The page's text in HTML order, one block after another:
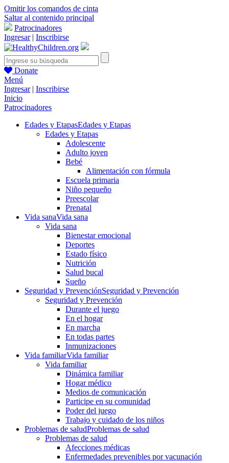
Omitir los comandos de cinta
Saltar al contenido principal
Patrocinadores
Ingresar| Inscribirse
Donate
Menú
Ingresar| Inscribirse
Inicio
Patrocinadores
Edades y EtapasEdades y Etapas
Edades y Etapas
Adolescente
Adulto joven
Bebé
Alimentación con fórmula
Escuela primaria
Niño pequeño
Preescolar
Prenatal
Vida sanaVida sana
Vida sana
Bienestar emocional
Deportes
Estado físico
Nutrición
Salud bucal
Sueño
Seguridad y PrevenciónSeguridad y Prevención
Seguridad y Prevención
Durante el juego
En el hogar
En marcha
En todas partes
Inmunizaciones
Vida familiarVida familiar
Vida familiar
Dinámica familiar
Hogar médico
Medios de comunicación
Participe en su comunidad
Poder del juego
Trabajo y cuidado de los niños
Problemas de saludProblemas de salud
Problemas de salud
Afecciones médicas
Enfermedades prevenibles por vacunación